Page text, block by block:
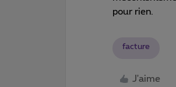
pour rien.
facture
J'aime